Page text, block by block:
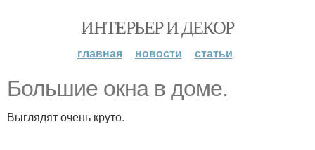
ИНТЕРЬЕР И ДЕКОР
главная новости статьи
Большие окна в доме.
Выглядят очень круто.